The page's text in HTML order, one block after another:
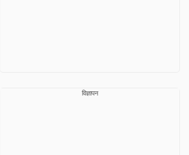
विज्ञापन